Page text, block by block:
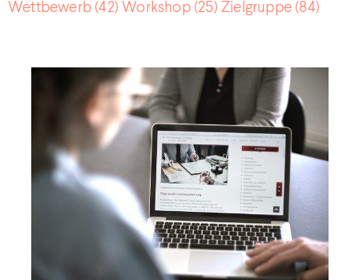
Wettbewerb (42) Workshop(25) Zielgruppe (84)